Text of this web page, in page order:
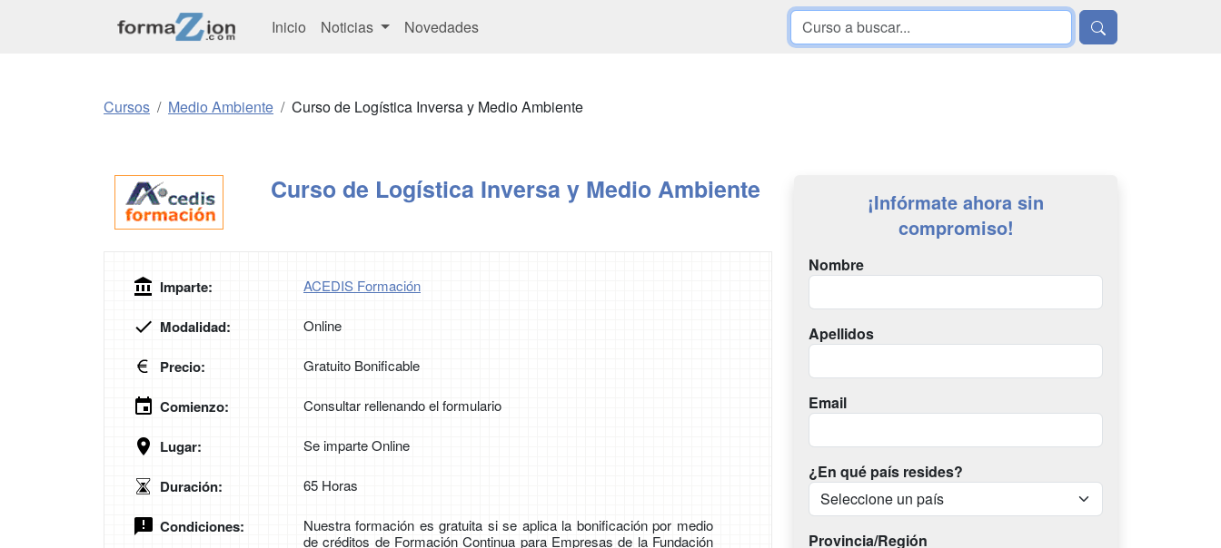
Inicio Noticias Novedades
Cursos Medio Ambiente Curso de Logística Inversa y Medio Ambiente
Curso de Logística Inversa y Medio Ambiente
Imparte: ACEDIS Formación
Modalidad: Online
Precio: Gratuito Bonificable
Comienzo: Consultar rellenando el formulario
Lugar: Se imparte Online
Duración: 65 Horas
Condiciones:
Nuestra formación es gratuita si se aplica la bonificación por medio
de créditos de Formación Continua para Empresas de la Fundación
¡Infórmate ahora sin
compromiso!
Nombre
Apellidos
Email
¿En qué país resides?
Provincia/Región